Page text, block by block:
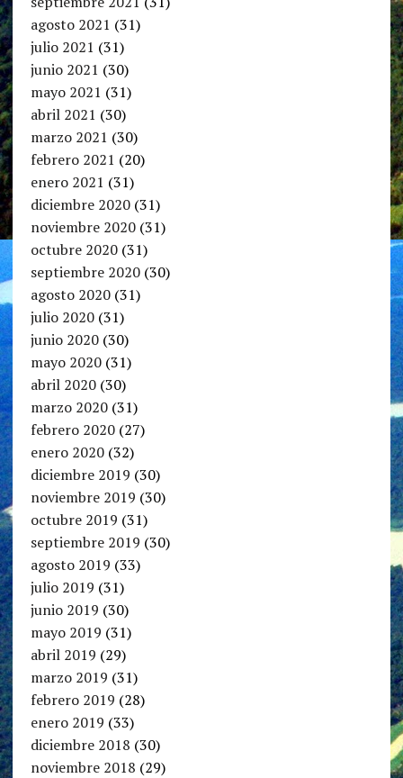
agosto 2021 (31)
julio 2021 (31)
junio 2021 (30)
mayo 2021 (31)
abril 2021 (30)
marzo 2021 (30)
febrero 2021 (20)
enero 2021 (31)
diciembre 2020(31)
noviembre 2020(31)
octubre 2020(31)
septiembre 2020(30)
agosto 2020(31)
julio 2020(31)
junio 2020(30)
mayo 2020(31)
abril 2020(30)
marzo 2020(31)
febrero 2020(27)
enero 2020(32)
diciembre 2019 (30)
noviembre 2019 (30)
octubre 2019 (31)
septiembre 2019 (30)
agosto 2019 (33)
julio 2019 (31)
junio 2019 (30)
mayo 2019 (31)
abril 2019 (29)
marzo 2019 (31)
febrero 2019 (28)
enero 2019 (33)
diciembre 2018 (30)
noviembre 2018 (29)